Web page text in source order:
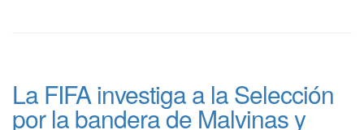
La FIFA investiga a la Selección
por la bandera de Malvinas y